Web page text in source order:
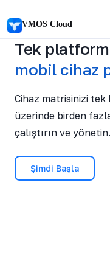
VMOS Cloud
Tek platform
mobil cihaz
Cihaz matrisinizi
üzerinde birden
çalıştırın ve yönetin.
Şimdi Başla